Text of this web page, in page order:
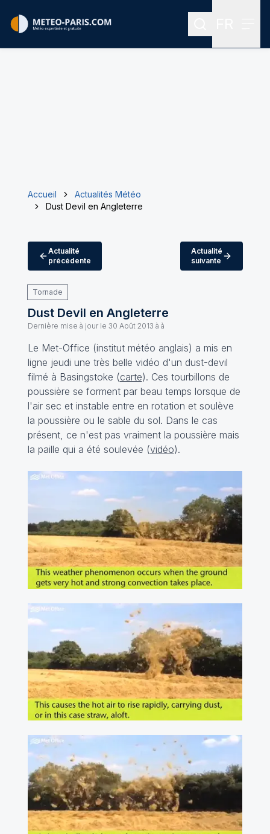
Rechercher
Accueil
Actualités Météo
Dust Devil en Angleterre
Actualité
précédente
Actualité
suivante
Tornade
Dust Devil en Angleterre
Dernière mise à jour le 30 Août 2013 à à
Le Met-Office (institut météo anglais) a mis en
ligne jeudi une très belle vidéo d'un dust-devil
filmé à Basingstoke (carte). Ces tourbillons de
poussière se forment par beau temps lorsque de
l'air sec et instable entre en rotation et soulève
la poussière ou le sable du sol. Dans le cas
présent, ce n'est pas vraiment la poussière mais
la paille qui a été soulevée (vidéo).